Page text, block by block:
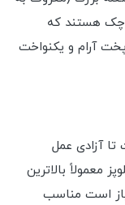
هستند که
آرام و یکنواخت
آزادی عمل
معمولاً بالاترین
است مناسب